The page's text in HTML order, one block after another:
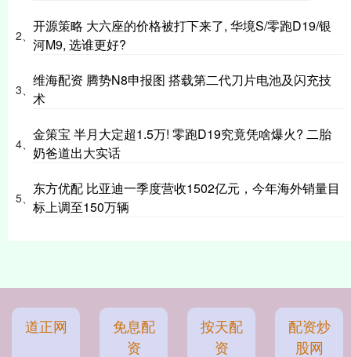
2、
开源策略 大六座的价格被打下来了, 华境S/零跑D19/银
河M9, 选谁更好?
3、
维海配资 腾势N8申报图 搭载第二代刀片电池及闪充技
术
4、
金策宝 半月大定超1.5万! 零跑D19究竟凭啥爆火? 二胎
奶爸道出大实话
5、
东方优配 比亚迪一季度营收1502亿元，今年海外销量目
标上调至150万辆
道正网
免息配
资
按天配
资
配资炒
股网